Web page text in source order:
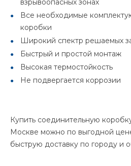
взрывоопасных зонах
Все необходимые
коробки
Широкий спектр решаемых
Быстрый и простой монтаж
Высокая термостойкость
Не подвергается коррозии
Купить соединительную
Москве можно по выгодной
быструю доставку по городу и